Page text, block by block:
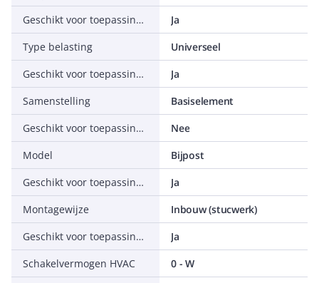
Geschikt voor toepassing met aanwezigheidsmelder
Ja
Type belasting
Universeel
Geschikt voor toepassing met drukker
Ja
Samenstelling
Basiselement
Geschikt voor toepassing met IR-drukker
Nee
Model
Bijpost
Geschikt voor toepassing met RF-drukker
Ja
Montagewijze
Inbouw (stucwerk)
Geschikt voor toepassing met tijdschakelaar/timer
Ja
Schakelvermogen HVAC
0 - W